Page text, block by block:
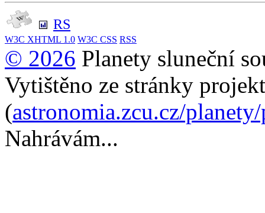
RS
W3C XHTML 1.0 W3C CSS RSS
© 2026 Planety sluneční
Vytištěno ze stránky
(astronomia.zcu.cz/
Nahrávám...